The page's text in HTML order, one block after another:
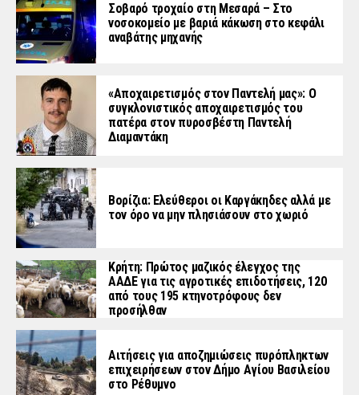
Σοβαρό τροχαίο στη Μεσαρά – Στο
νοσοκομείο με βαριά κάκωση στο κεφάλι
αναβάτης μηχανής
«Aποχαιρετισμός στον Παντελή μας»: Ο
συγκλονιστικός αποχαιρετισμός του
πατέρα στον πυροσβέστη Παντελή
Διαμαντάκη
Βορίζια: Ελεύθεροι οι Καργάκηδες αλλά με
τον όρο να μην πλησιάσουν στο χωριό
Κρήτη: Πρώτος μαζικός έλεγχος της
ΑΑΔΕ για τις αγροτικές επιδοτήσεις, 120
από τους 195 κτηνοτρόφους δεν
προσήλθαν
Αιτήσεις για αποζημιώσεις πυρόπληκτων
επιχειρήσεων στον Δήμο Αγίου Βασιλείου
στο Ρέθυμνο